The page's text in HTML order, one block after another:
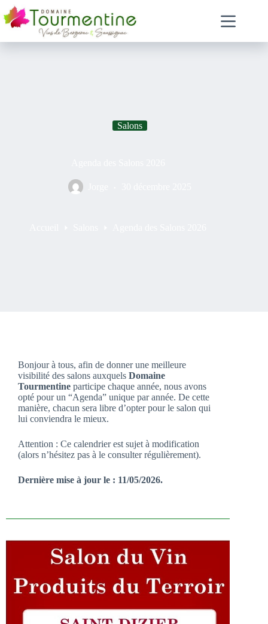
Salons
Bonjour à tous, afin de donner une meilleure
visibilité des salons auxquels Domaine
Tourmentine participe chaque année, nous avons
opté pour un “Agenda” unique par année. De cette
manière, chacun sera libre d’opter pour le salon qui
lui conviendra le mieux.
Attention : Ce calendrier est sujet à modification
(alors n’hésitez pas à le consulter régulièrement).
Dernière mise à jour le : 11/05/2026.